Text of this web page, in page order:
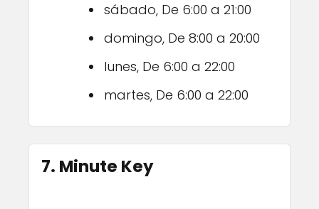
sábado, De 6:00 a 21:00
domingo, De 8:00 a 20:00
lunes, De 6:00 a 22:00
martes, De 6:00 a 22:00
7. Minute Key